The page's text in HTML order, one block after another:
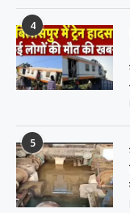
4
5